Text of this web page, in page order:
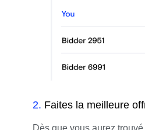
2. Faites la meilleure
Dès que vous aurez